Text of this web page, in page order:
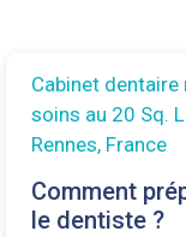
Cabinet
soins au 20 Sq.
Rennes, France
Comment
le dentiste ?